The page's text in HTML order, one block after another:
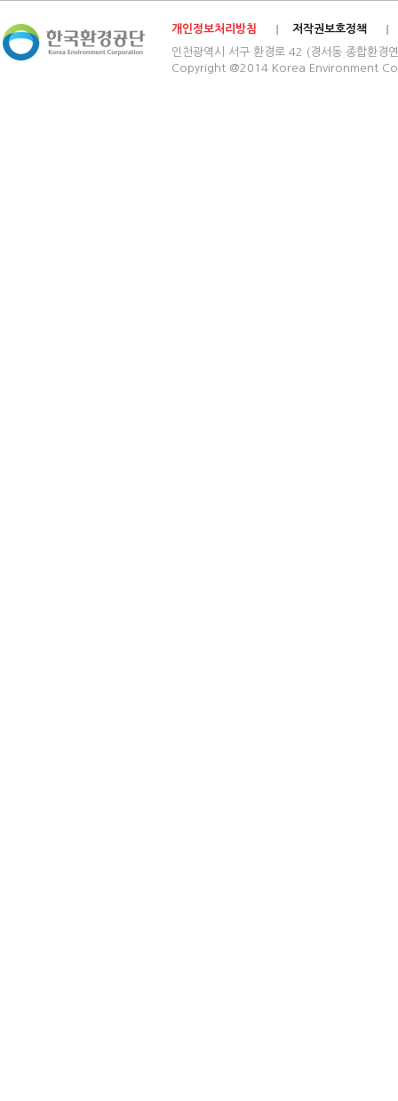
개인정보처리방침
저작권보호정책
인천광역시 서구 환경로 42 (경서동 종합
Copyright @2014 Korea Environment